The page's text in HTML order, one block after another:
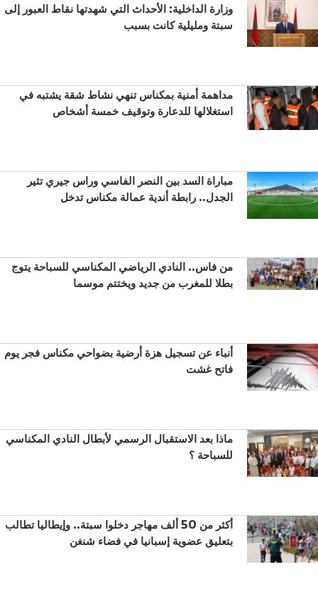
وزارة الداخلية: الأحداث التي شهدتها نقاط العبور إلى
سبتة ومليلية كانت بسبب
مداهمة أمنية بمكناس تنهي نشاط شقة يشتبه في
استغلالها للدعارة وتوقيف خمسة أشخاص
مباراة السد بين النصر الفاسي وراس جيري تثير
الجدل.. رابطة أندية عمالة مكناس تدخل
من فاس.. النادي الرياضي المكناسي للسباحة يتوج
بطلا للمغرب من جديد ويختتم موسما
أنباء عن تسجيل هزة أرضية بضواحي مكناس فجر يوم
فاتح غشت
ماذا بعد الاستقبال الرسمي لأبطال النادي المكناسي
للسباحة ؟
أكثر من 50 ألف مهاجر دخلوا سبتة.. وإيطاليا تطالب
بتعليق عضوية إسبانيا في فضاء شنغن